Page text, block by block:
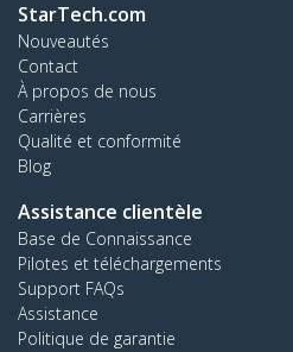
StarTech.com
Nouveautés
Contact
À propos de nous
Carrières
Qualité et conformité
Blog
Assistance clientèle
Base de Connaissance
Pilotes et téléchargements
Support FAQs
Assistance
Politique de garantie